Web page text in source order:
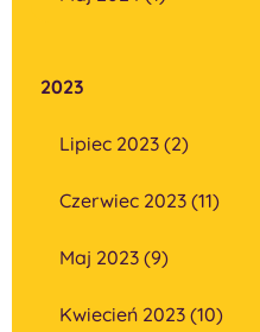
2023
Lipiec 2023 (2)
Czerwiec 2023 (11)
Maj 2023 (9)
Kwiecień 2023 (10)